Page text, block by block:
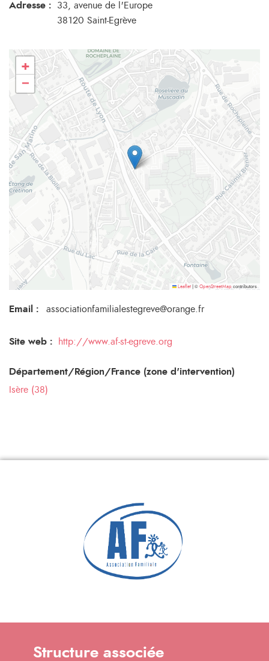
Adresse :
33, avenue de l'Europe
38120 Saint-Egrève
+
−
Leaflet © OpenStreetMap contributors
Email : associationfamilialestegreve@orange.fr
Site web : http://www.af-st-egreve.org
Département/Région/France (zone d'intervention)
Isère (38)
Structure associée